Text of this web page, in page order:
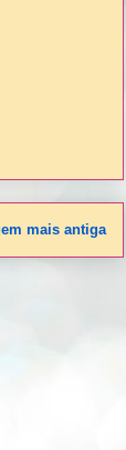
mais antiga